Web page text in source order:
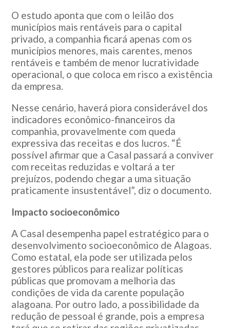
O estudo aponta que com o leilão dos
municípios mais rentáveis para o capital
privado, a companhia ficará apenas com os
municípios menores, mais carentes, menos
rentáveis e também de menor lucratividade
operacional, o que coloca em risco a existência
da empresa.
Nesse cenário, haverá piora considerável dos
indicadores econômico-financeiros da
companhia, provavelmente com queda
expressiva das receitas e dos lucros. “É
possível afirmar que a Casal passará a conviver
com receitas reduzidas e voltará a ter
prejuízos, podendo chegar a uma situação
praticamente insustentável”, diz o documento.
Impacto socioeconômico
A Casal desempenha papel estratégico para o
desenvolvimento socioeconômico de Alagoas.
Como estatal, ela pode ser utilizada pelos
gestores públicos para realizar políticas
públicas que promovam a melhoria das
condições de vida da carente população
alagoana. Por outro lado, a possibilidade da
redução de pessoal é grande, pois a empresa